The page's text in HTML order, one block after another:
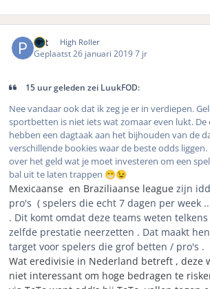
Pat High Roller
Geplaatst26 januari 20197 jr
15 uur geleden zei LuukFOD:
Nee vandaar ook dat ik zeg je er in verdiepen.
sportbetten is niet iets wat zomaar even lukt. De
hebben een dagtaak aan het bijhouden van de
verschillende bookies waar de beste odds
over het geld wat je moet investeren om een
bal uit te laten trappen 😁😉
Mexicaanse en Braziliaanse league zijn
pro's ( spelers die echt 7 dagen per week
. Dit komt omdat deze teams weten
zelfde prestatie neerzetten . Dat maakt
target voor spelers die grof betten / pro's .
Wat eredivisie in Nederland betreft , deze
niet interessant om hoge bedragen te